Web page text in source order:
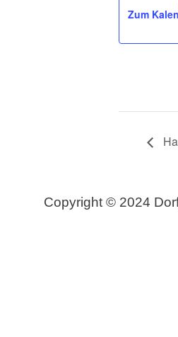
Zum
Copyright © 2024